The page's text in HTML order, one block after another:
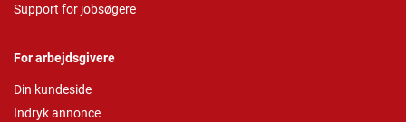
Support for jobsøgere
For arbejdsgivere
Din kundeside
Indryk annonce